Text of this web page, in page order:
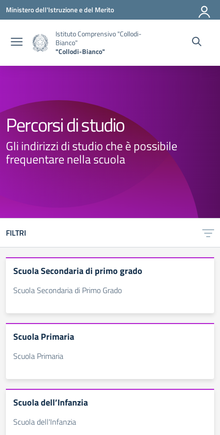
Vai ai contenuti
Vai al menu di navigazione
Vai al footer
Ministero dell'Istruzione e del Merito
Istituto Comprensivo "Collodi-
Bianco"
"Collodi-Bianco"
Percorsi di studio
Gli indirizzi di studio che è possibile
frequentare nella scuola
FILTRI
Scuola Secondaria di primo grado
Scuola Secondaria di Primo Grado
Scuola Primaria
Scuola Primaria
Scuola dell’Infanzia
Scuola dell'Infanzia